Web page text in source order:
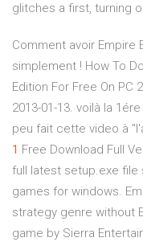
glitches a first, turning
Comment avoir Empire
simplement ! How To
Edition For Free On PC
2013-01-13. voilà la
peu fait cette video à
1 Free Download Full
full latest setup.exe file
games for windows.
strategy genre without
game by Sierra